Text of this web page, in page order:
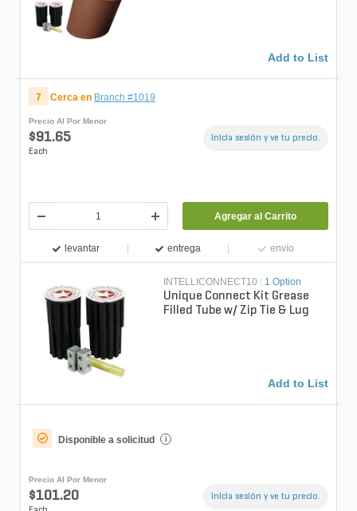
Add to List
7 Cerca en Branch #1019
Precio Al Por Menor
$91.65
Each
Inicia sesión y ve tu precio.
Agregar al Carrito
levantar entrega envío
INTELLICONNECT10 | 1 Option
Unique Connect Kit Grease
Filled Tube w/ Zip Tie & Lug
Add to List
Disponible a solicitud i
Precio Al Por Menor
$101.20 Inicia sesión y ve tu precio.